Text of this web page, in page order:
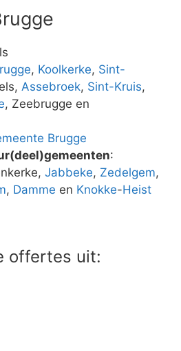
, Koolkerke, Sint-
Assebroek, Sint-Kruis,
, Zeebrugge en
Brugge
:
Jabbeke, Zedelgem,
, Damme en Knokke-Heist
offertes uit: